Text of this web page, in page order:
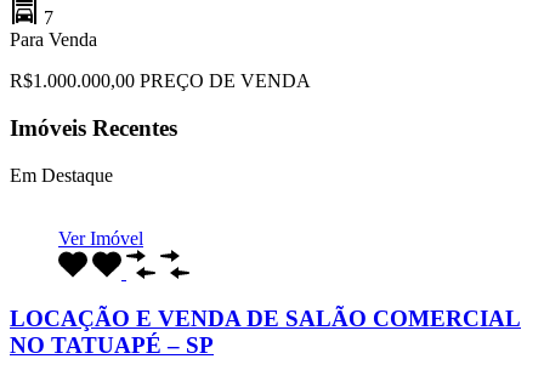
7
Para Venda
R$1.000.000,00 PREÇO DE VENDA
Imóveis Recentes
Em Destaque
Ver Imóvel
LOCAÇÃO E VENDA DE SALÃO COMERCIAL
NO TATUAPÉ – SP